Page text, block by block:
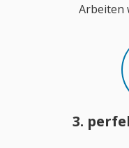
Arbeiten
3.